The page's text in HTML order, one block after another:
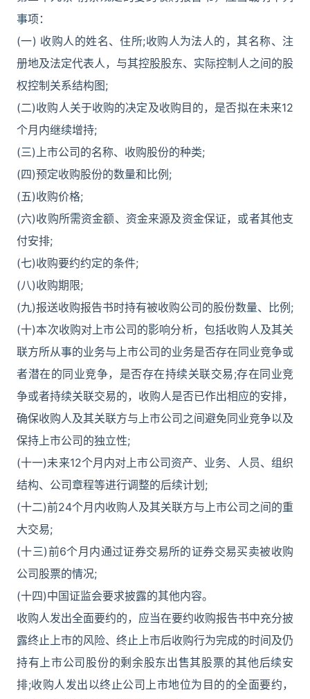
事项：
(一) 收购人的姓名、住所;收购人为法人的，其名称、注
册地及法定代表人，与其控股股东、实际控制人之间的股
权控制关系结构图;
(二)收购人关于收购的决定及收购目的，是否拟在未来12
个月内继续增持;
(三)上市公司的名称、收购股份的种类;
(四)预定收购股份的数量和比例;
(五)收购价格;
(六)收购所需资金额、资金来源及资金保证，或者其他支
付安排;
(七)收购要约约定的条件;
(八)收购期限;
(九)报送收购报告书时持有被收购公司的股份数量、比例;
(十)本次收购对上市公司的影响分析，包括收购人及其关
联方所从事的业务与上市公司的业务是否存在同业竞争或
者潜在的同业竞争，是否存在持续关联交易;存在同业竞
争或者持续关联交易的，收购人是否已作出相应的安排，
确保收购人及其关联方与上市公司之间避免同业竞争以及
保持上市公司的独立性;
(十一)未来12个月内对上市公司资产、业务、人员、组织
结构、公司章程等进行调整的后续计划;
(十二)前24个月内收购人及其关联方与上市公司之间的重
大交易;
(十三)前6个月内通过证券交易所的证券交易买卖被收购
公司股票的情况;
(十四)中国证监会要求披露的其他内容。
收购人发出全面要约的，应当在要约收购报告书中充分披
露终止上市的风险、终止上市后收购行为完成的时间及仍
持有上市公司股份的剩余股东出售其股票的其他后续安
排;收购人发出以终止公司上市地位为目的的全面要约，